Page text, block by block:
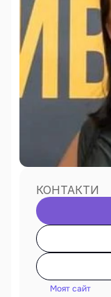
КОНТАКТИ
Моят сайт